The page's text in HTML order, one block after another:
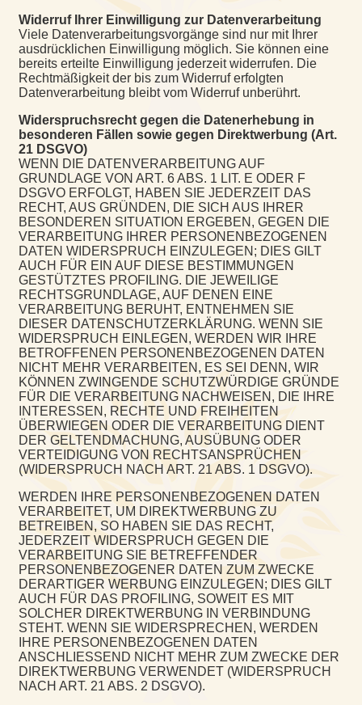
Widerruf Ihrer Einwilligung zur Datenverarbeitung
Viele Datenverarbeitungsvorgänge sind nur mit Ihrer
ausdrücklichen Einwilligung möglich. Sie können eine
bereits erteilte Einwilligung jederzeit widerrufen. Die
Rechtmäßigkeit der bis zum Widerruf erfolgten
Datenverarbeitung bleibt vom Widerruf unberührt.
Widerspruchsrecht gegen die Datenerhebung in
besonderen Fällen sowie gegen Direktwerbung (Art.
21 DSGVO)
WENN DIE DATENVERARBEITUNG AUF
GRUNDLAGE VON ART. 6 ABS. 1 LIT. E ODER F
DSGVO ERFOLGT, HABEN SIE JEDERZEIT DAS
RECHT, AUS GRÜNDEN, DIE SICH AUS IHRER
BESONDEREN SITUATION ERGEBEN, GEGEN DIE
VERARBEITUNG IHRER PERSONENBEZOGENEN
DATEN WIDERSPRUCH EINZULEGEN; DIES GILT
AUCH FÜR EIN AUF DIESE BESTIMMUNGEN
GESTÜTZTES PROFILING. DIE JEWEILIGE
RECHTSGRUNDLAGE, AUF DENEN EINE
VERARBEITUNG BERUHT, ENTNEHMEN SIE
DIESER DATENSCHUTZERKLÄRUNG. WENN SIE
WIDERSPRUCH EINLEGEN, WERDEN WIR IHRE
BETROFFENEN PERSONENBEZOGENEN DATEN
NICHT MEHR VERARBEITEN, ES SEI DENN, WIR
KÖNNEN ZWINGENDE SCHUTZWÜRDIGE GRÜNDE
FÜR DIE VERARBEITUNG NACHWEISEN, DIE IHRE
INTERESSEN, RECHTE UND FREIHEITEN
ÜBERWIEGEN ODER DIE VERARBEITUNG DIENT
DER GELTENDMACHUNG, AUSÜBUNG ODER
VERTEIDIGUNG VON RECHTSANSPRÜCHEN
(WIDERSPRUCH NACH ART. 21 ABS. 1 DSGVO).
WERDEN IHRE PERSONENBEZOGENEN DATEN
VERARBEITET, UM DIREKTWERBUNG ZU
BETREIBEN, SO HABEN SIE DAS RECHT,
JEDERZEIT WIDERSPRUCH GEGEN DIE
VERARBEITUNG SIE BETREFFENDER
PERSONENBEZOGENER DATEN ZUM ZWECKE
DERARTIGER WERBUNG EINZULEGEN; DIES GILT
AUCH FÜR DAS PROFILING, SOWEIT ES MIT
SOLCHER DIREKTWERBUNG IN VERBINDUNG
STEHT. WENN SIE WIDERSPRECHEN, WERDEN
IHRE PERSONENBEZOGENEN DATEN
ANSCHLIESSEND NICHT MEHR ZUM ZWECKE DER
DIREKTWERBUNG VERWENDET (WIDERSPRUCH
NACH ART. 21 ABS. 2 DSGVO).